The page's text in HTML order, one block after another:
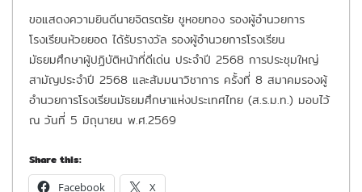
ขอแสดงความยินดีนายจิตรตรัย ชูหอยทอง รองผู้อำนวยการ
โรงเรียนห้วยยอด ได้รับรางวัล รองผู้อำนวยการโรงเรียน
มัธยมศึกษาผู้ปฏิบัติหน้าที่ดีเด่น ประจำปี 2568 การประชุมใหญ่
สามัญประจำปี 2568 และสัมมนาวิชาการ ครั้งที่ 8 สมาคมรองผู้
อำนวยการโรงเรียนมัธยมศึกษาแห่งประเทศไทย (ส.ร.ม.ท.) มอบไว้
ณ วันที่ 5 มิถุนายน พ.ศ.2569
Share this:
Facebook X